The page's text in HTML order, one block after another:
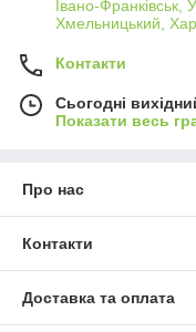
Івано-Франківськ,
Хмельницький,
Контакти
Сьогодні
Показати весь
Про нас
Контакти
Доставка та оплата